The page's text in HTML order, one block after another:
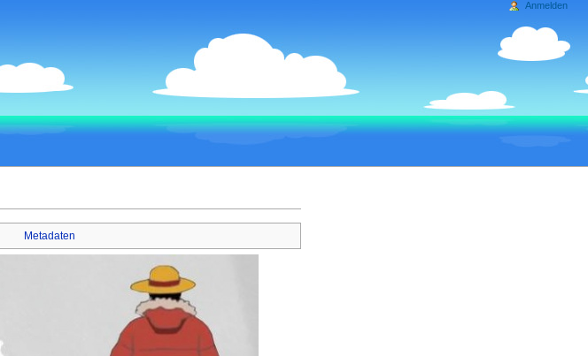
Metadaten
Anmelden